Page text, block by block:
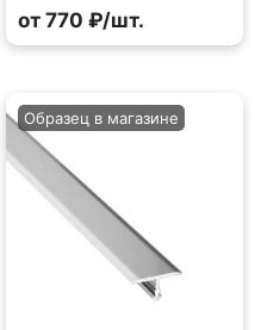
от 770 ₽/шт.
Образец в магазине